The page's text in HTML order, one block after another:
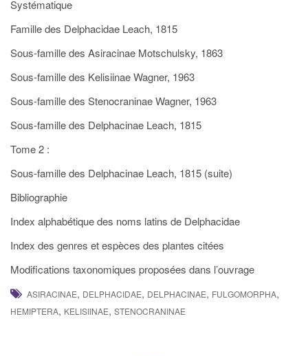
Systématique
Famille des Delphacidae Leach, 1815
Sous-famille des Asiracinae Motschulsky, 1863
Sous-famille des Kelisiinae Wagner, 1963
Sous-famille des Stenocraninae Wagner, 1963
Sous-famille des Delphacinae Leach, 1815
Tome 2 :
Sous-famille des Delphacinae Leach, 1815 (suite)
Bibliographie
Index alphabétique des noms latins de Delphacidae
Index des genres et espèces des plantes citées
Modifications taxonomiques proposées dans l’ouvrage
ASIRACINAE, DELPHACIDAE, DELPHACINAE, FULGOMORPHA,
HEMIPTERA, KELISIINAE, STENOCRANINAE